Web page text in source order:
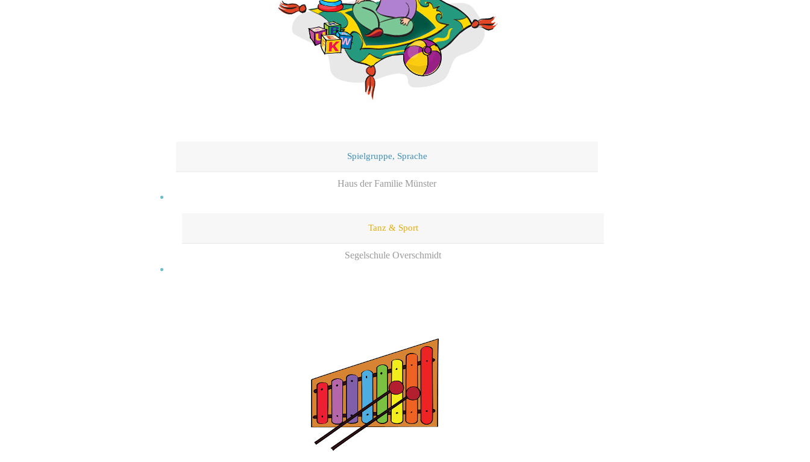
Spielgruppe, Sprache
Haus der Familie Münster
Tanz & Sport
Segelschule Overschmidt